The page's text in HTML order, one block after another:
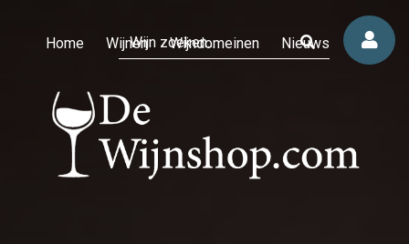
Home Wijnen Wijndomeinen Nieuws